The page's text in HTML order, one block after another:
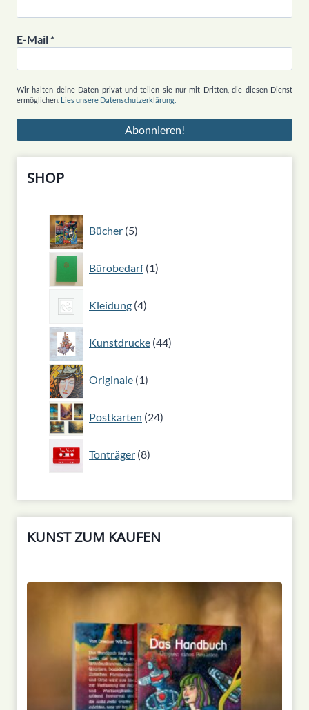
E-Mail*
Wir halten deine Daten privat und teilen sie nur mit Dritten, die diesen Dienst
ermöglichen. Lies unsere Datenschutzerklärung.
SHOP
Bücher 5
5
Produkte
Bürobedarf 1
1
Produkt
Kleidung 4
4
Produkte
Kunstdrucke 44
44
Produkte
Originale 1
1
Produkt
Postkarten 24
24
Produkte
Tonträger 8
8
Produkte
KUNST ZUM KAUFEN